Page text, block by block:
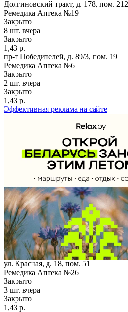
Долгиновский тракт, д. 178, пом. 212
Ремедика Аптека №19
Закрыто
8 шт. вчера
Закрыто
1,43 р.
пр-т Победителей, д. 89/3, пом. 19
Ремедика Аптека №6
Закрыто
2 шт. вчера
Закрыто
1,43 р.
Эффективная реклама на сайте
ул. Красная, д. 18, пом. 51
Ремедика Аптека №26
Закрыто
3 шт. вчера
Закрыто
1,43 р.